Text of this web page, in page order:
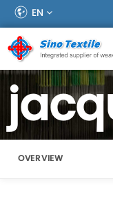
EN
OVERVIEW